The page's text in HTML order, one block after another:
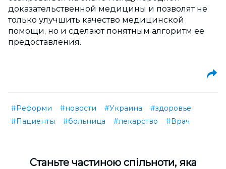
доказательственной медицины и позволят не
только улучшить качество медицинской
помощи, но и сделают понятным алгоритм ее
предоставления.
#Реформи #новости #Украина
#здоровье
#Пациенты
#больница #лекарство #Врач
Cтаньте частиною спільноти, яка